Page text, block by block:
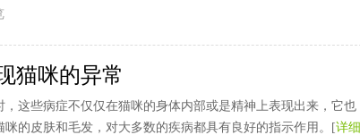
猫咪的异常
这些病症不仅仅在猫咪的身体内部或是精神上表现出来，它也
的皮肤和毛发，对大多数的疾病都具有良好的指示作用。[详细